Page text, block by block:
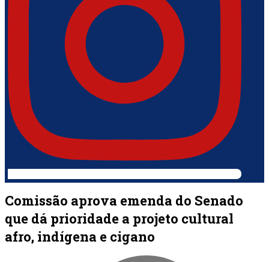
Comissão aprova emenda do Senado
que dá prioridade a projeto cultural
afro, indígena e cigano